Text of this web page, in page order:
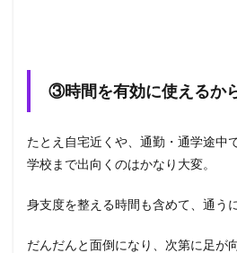
③時間を有効に使えるか
たとえ自宅近くや、通勤・通学途中
学校まで出向くのはかなり大変。
身支度を整える時間も含めて、通う
だんだんと面倒になり、次第に足が